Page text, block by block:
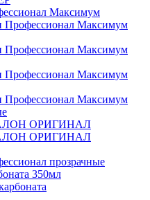
Максимум
Профессионал Максимум
Профессионал Максимум
Профессионал Максимум
Профессионал Максимум
ОРИГИНАЛ
ОРИГИНАЛ
прозрачные
350мл